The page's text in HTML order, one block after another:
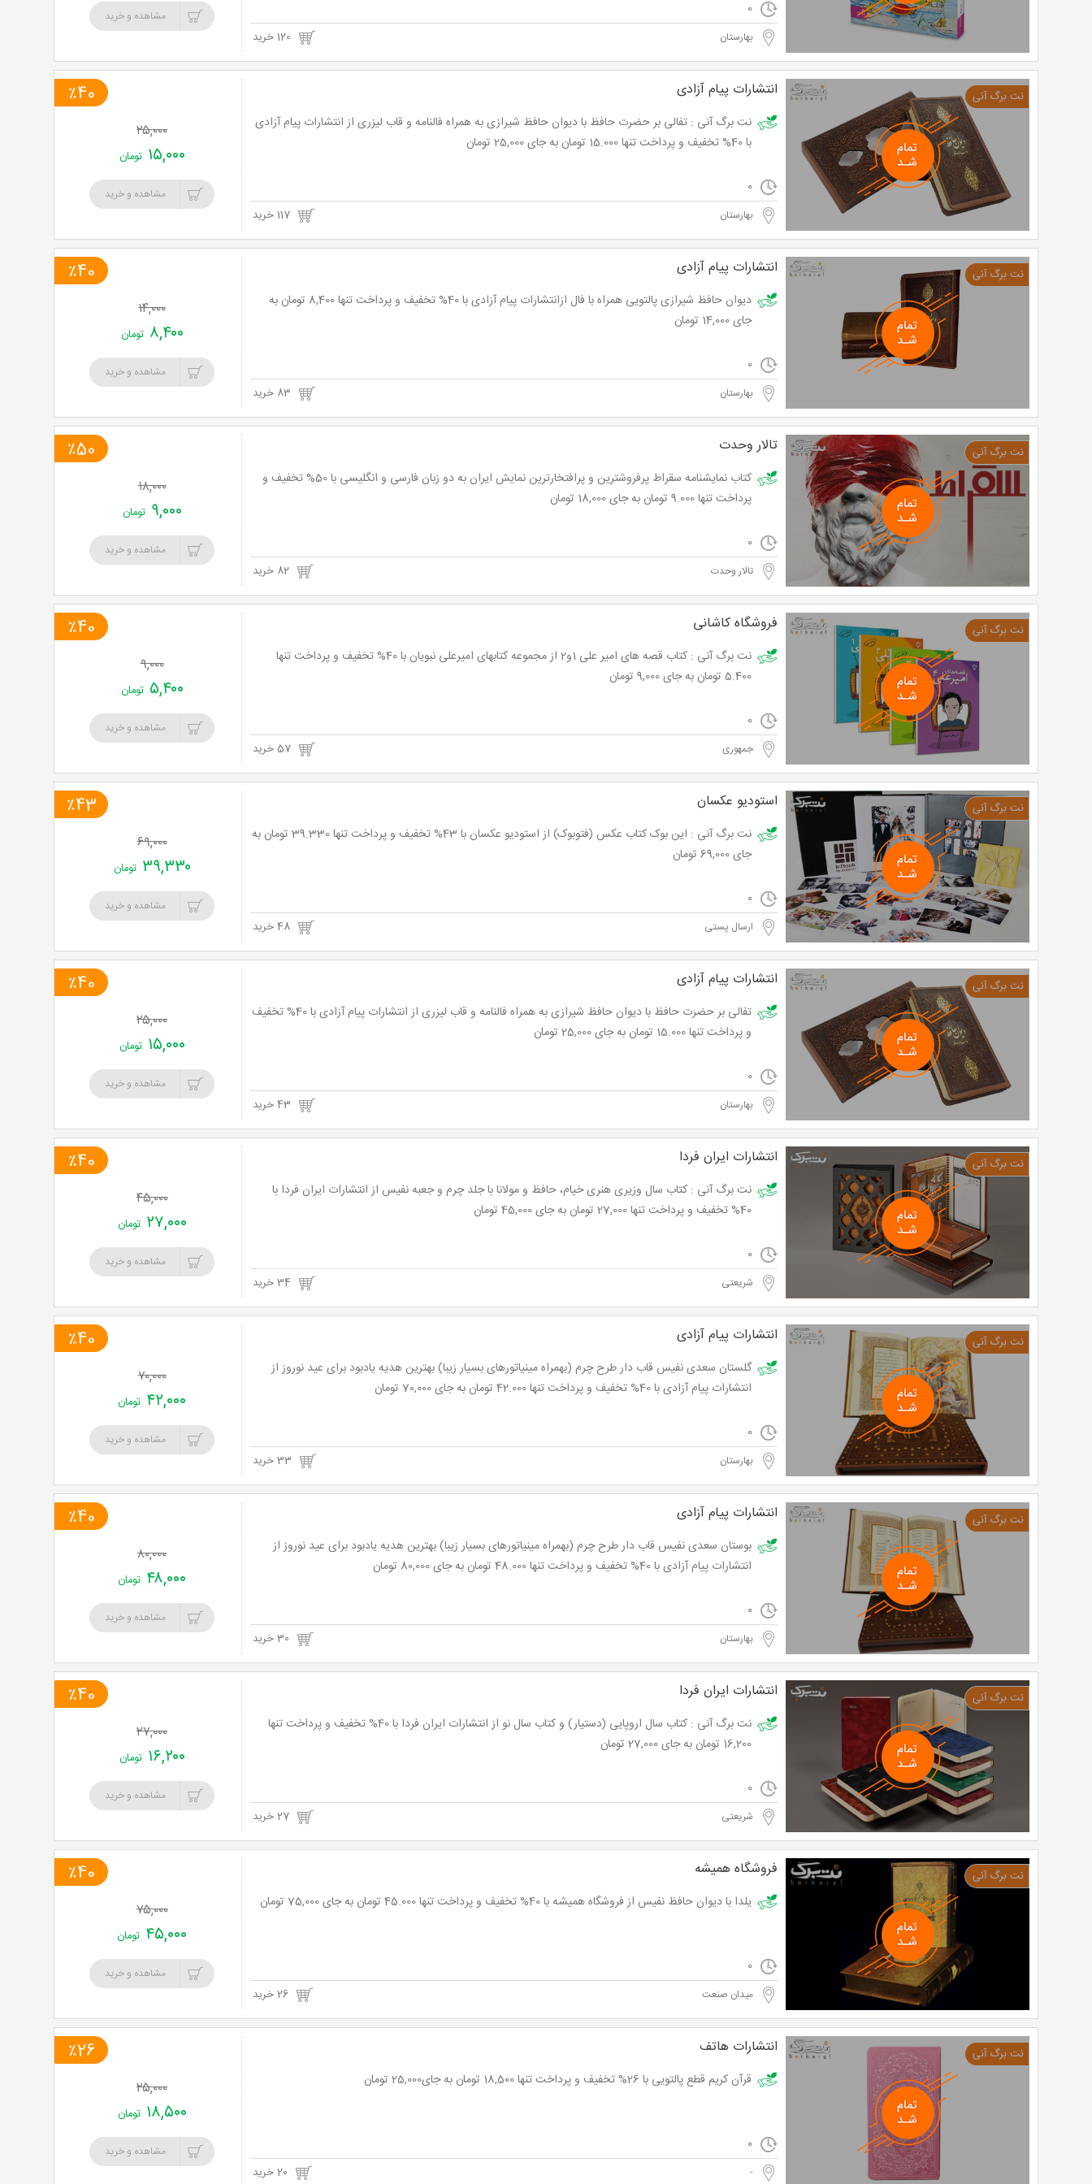
0
بهارستان
مشاهده و خرید
انتشارات پیام آزادی
نت برگ آنی : تفالی بر حضرت حافظ با دیوان حافظ شیرازی به همراه فالنامه و قاب لیزری از انتشارات پیام آزادی
با 40% تخفیف و پرداخت تنها 15.000 تومان به جای 25,000 تومان
0
بهارستان 117 خرید
٪40
۲۵,۰۰۰
۱۵,۰۰۰ تومان
مشاهده و خرید
انتشارات پیام آزادی
دیوان حافظ شیرازی پالتویی همراه با فال ازانتشارات پیام آزادی با 40% تخفیف و پرداخت تنها 8,400 تومان به
جای 14,000 تومان
0
بهارستان
٪40
۱۴,۰۰۰
۸,۴۰۰ تومان
مشاهده و خرید
تالار وحدت
کتاب نمایشنامه سقراط پرفروشترین و پرافتخارترین نمایش ایران به دو زبان فارسی و انگلیسی با 50% تخفیف و
پرداخت تنها 9.000 تومان به جای 18,000 تومان
0
تالار وحدت 82 خرید
٪50
۱۸,۰۰۰
۹,۰۰۰ تومان
مشاهده و خرید
فروشگاه کاشانی
نت برگ آنی : کتاب قصه های امیر علی 1و2 از مجموعه کتابهای امیرعلی نبویان با 40% تخفیف و پرداخت تنها
5.400 تومان به جای 9,000 تومان
0
جمهوری 57 خرید
٪40
۹,۰۰۰
۵,۴۰۰ تومان
مشاهده و خرید
استودیو عکسان
نت برگ آنی : این بوک کتاب عکس (فتوبوک) از استودیو عکسان با 43% تخفیف و پرداخت تنها 39.330 تومان به
جای 69,000 تومان
0
ارسال پستی 48 خرید
٪43
۶۹,۰۰۰
۳۹,۳۳۰ تومان
مشاهده و خرید
انتشارات پیام آزادی
تفالی بر حضرت حافظ با دیوان حافظ شیرازی به همراه فالنامه و قاب لیزری از انتشارات پیام آزادی با 40% تخفیف
و پرداخت تنها 15.000 تومان به جای 25,000 تومان
0
بهارستان
٪40
۲۵,۰۰۰
۱۵,۰۰۰ تومان
مشاهده و خرید
انتشارات ایران فردا
نت برگ آنی : کتاب سال وزیری هنری خیام، حافظ و مولانا با جلد چرم و جعبه نفیس از انتشارات ایران فردا با
40% تخفیف و پرداخت تنها 27,000 تومان به جای 45,000 تومان
0
شریعتی
٪40
۴۵,۰۰۰
۲۷,۰۰۰ تومان
مشاهده و خرید
انتشارات پیام آزادی
گلستان سعدی نفیس قاب دار طرح چرم (بهمراه مینیاتورهای بسیار زیبا) بهترین هدیه یادبود برای عید نوروز از
انتشارات پیام آزادی با 40% تخفیف و پرداخت تنها 42.000 تومان به جای 70,000 تومان
0
بهارستان
٪40
۷۰,۰۰۰
۴۲,۰۰۰ تومان
مشاهده و خرید
انتشارات پیام آزادی
بوستان سعدی نفیس قاب دار طرح چرم (بهمراه مینیاتورهای بسیار زیبا) بهترین هدیه یادبود برای عید نوروز از
انتشارات پیام آزادی با 40% تخفیف و پرداخت تنها 48.000 تومان به جای 80,000 تومان
0
بهارستان
٪40
۸۰,۰۰۰
۴۸,۰۰۰ تومان
مشاهده و خرید
انتشارات ایران فردا
نت برگ آنی : کتاب سال اروپایی (دستیار) و کتاب سال نو از انتشارات ایران فردا با 40% تخفیف و پرداخت تنها
16,200 تومان به جای 27,000 تومان
0
شریعتی 27 خرید
٪40
۲۷,۰۰۰
۱۶,۲۰۰ تومان
مشاهده و خرید
فروشگاه همیشه
یلدا با دیوان حافظ نفیس از فروشگاه همیشه با 40% تخفیف و پرداخت تنها 45.000 تومان به جای 75,000 تومان
0
میدان صنعت 26 خرید
٪40
۷۵,۰۰۰
۴۵,۰۰۰ تومان
مشاهده و خرید
انتشارات هاتف
قرآن کریم قطع پالتویی با 26% تخفیف و پرداخت تنها 18,500 تومان به جای25,000 تومان
0
-
٪26
۲۵,۰۰۰
۱۸,۵۰۰ تومان
مشاهده و خرید